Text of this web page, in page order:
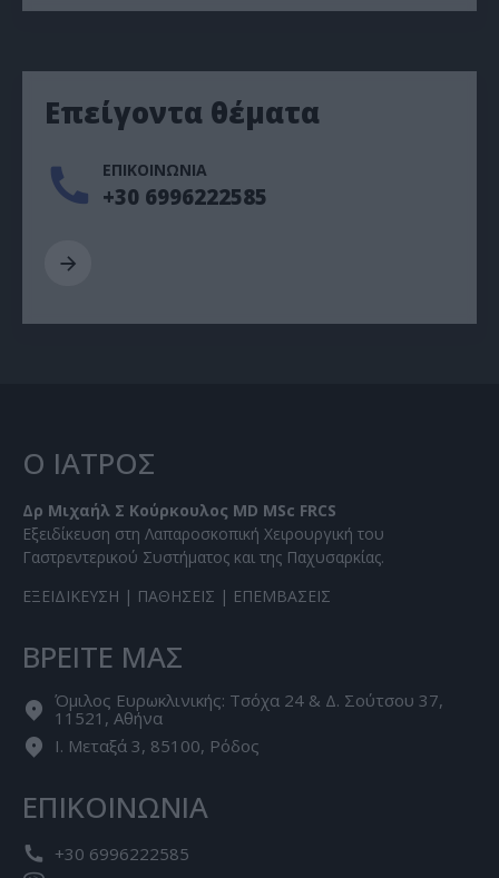
Επείγοντα θέματα
ΕΠΙΚΟΙΝΩΝΙΑ
+30 6996222585
Ο ΙΑΤΡΟΣ
Δρ Μιχαήλ Σ Κούρκουλος MD MSc FRCS
Εξειδίκευση στη Λαπαροσκοπική Χειρουργική του
Γαστρεντερικού Συστήματος και της Παχυσαρκίας.
ΕΞΕΙΔΙΚΕΥΣΗ | ΠΑΘΗΣΕΙΣ | ΕΠΕΜΒΑΣΕΙΣ
ΒΡΕΙΤΕ ΜΑΣ
Όμιλος Ευρωκλινικής: Τσόχα 24 & Δ. Σούτσου 37,
11521, Αθήνα
Ι. Μεταξά 3, 85100, Ρόδος
ΕΠΙΚΟΙΝΩΝΙΑ
+30 6996222585